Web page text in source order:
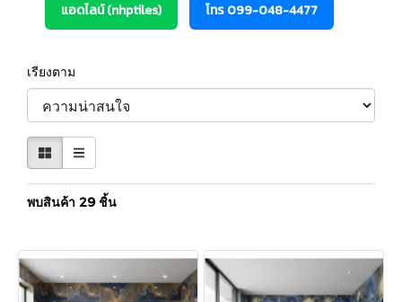
แอดไลน์ (nhptiles) โทร 099-048-4477
เรียงตาม
พบสินค้า 29 ชิ้น